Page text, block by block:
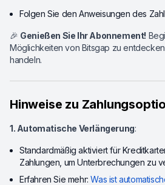
Folgen Sie den Anweisungen des
🎉 Genießen Sie Ihr Abonnement!
Möglichkeiten von Bitsgap zu
handeln.
Hinweise zu
1. Automatische Verlängerung:
Standardmäßig aktiviert für
Zahlungen, um Unterbrechungen zu
Erfahren Sie mehr: Was ist